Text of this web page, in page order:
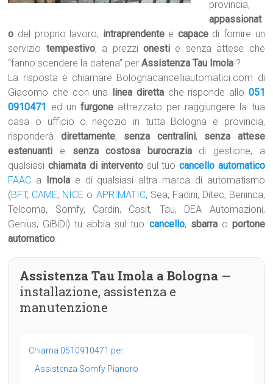
provincia,
appassionat
o del proprio lavoro, intraprendentee capacedi fornire un
servizio tempestivo, a prezzi onesti e senza attese che
“fanno scendere la catena” perAssistenza Tau Imola ?
La risposta è chiamare Bolognacancelliautomatici.com di
Giacomo che con una
linea direttache risponde allo 051
0910471
ed un furgoneattrezzato per raggiungere la tua
casa o ufficio o negozio in tutta Bologna e provincia,
risponderà direttamente, senza centralini, senza attese
estenuanti e senza costosa burocraziadi gestione, a
qualsiasichiamata di intervento sul tuo cancello automatico
FAAC a Imola e di qualsiasi altra marca di automatismo
(BFT, CAME, NICE o APRIMATIC, Sea, Fadini, Ditec, Beninca,
Telcoma, Somfy, Cardin, Casit, Tau, DEA Automazioni,
Genius, GiBiDi) tu abbia sul tuo cancello, sbarrao portone
automatico.
Assistenza Tau Imola a Bologna —
installazione, assistenza e
manutenzione
Chiama 0510910471 per:
Assistenza Somfy Pianoro